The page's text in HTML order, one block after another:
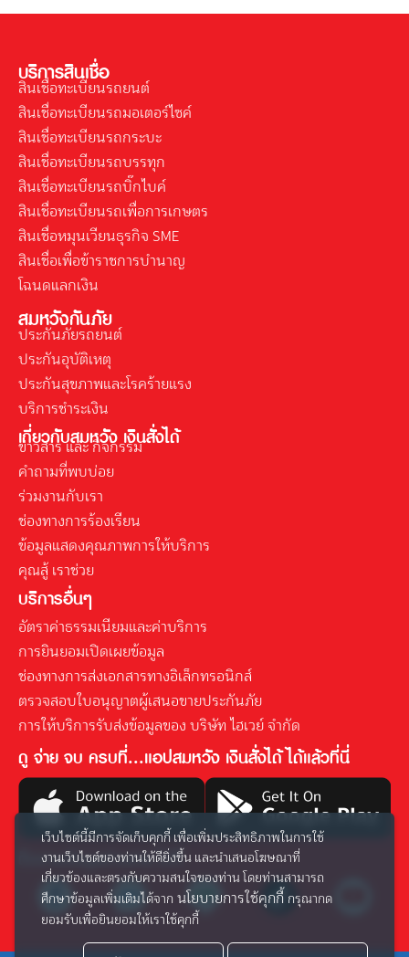
บริการสินเชื่อ
สินเชื่อทะเบียนรถยนต์
สินเชื่อทะเบียนรถมอเตอร์ไซค์
สินเชื่อทะเบียนรถกระบะ
สินเชื่อทะเบียนรถบรรทุก
สินเชื่อทะเบียนรถบิ๊กไบค์
สินเชื่อทะเบียนรถเพื่อการเกษตร
สินเชื่อหมุนเวียนธุรกิจ SME
สินเชื่อเพื่อข้าราชการบำนาญ
โฉนดแลกเงิน
สมหวังกันภัย
ประกันภัยรถยนต์
ประกันอุบัติเหตุ
ประกันสุขภาพและโรคร้ายแรง
บริการชำระเงิน
เกี่ยวกับสมหวัง เงินสั่งได้
ข่าวสาร และ กิจกรรม
คำถามที่พบบ่อย
ร่วมงานกับเรา
ช่องทางการร้องเรียน
ข้อมูลแสดงคุณภาพการให้บริการ
คุณสู้ เราช่วย
บริการอื่นๆ
อัตราค่าธรรมเนียมและค่าบริการ
การยินยอมเปิดเผยข้อมูล
ช่องทางการส่งเอกสารทางอิเล็กทรอนิกส์
ตรวจสอบใบอนุญาตผู้เสนอขายประกันภัย
การให้บริการรับส่งข้อมูลของ บริษัท ไฮเวย์ จำกัด
ดู จ่าย จบ ครบที่...แอปสมหวัง เงินสั่งได้ ได้แล้วที่นี่
ติดตามข้อมูลข่าวสาร ได้ที่
เว็บไซต์นี้มีการจัดเก็บคุกกี้ เพื่อเพิ่มประสิทธิภาพในการใช้
งานเว็บไซต์ของท่านให้ดียิ่งขึ้น และนำเสนอโฆษณาที่
เกี่ยวข้องและตรงกับความสนใจของท่าน โดยท่านสามารถ
ศึกษาข้อมูลเพิ่มเติมได้จาก นโยบายการใช้คุกกี้ กรุณากด
ยอมรับเพื่อยินยอมให้เราใช้คุกกี้